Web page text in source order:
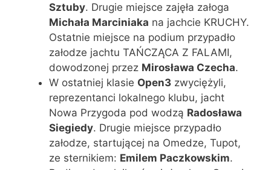
Sztuby. Drugie miejsce zajęła załoga
Michała Marciniaka na jachcie KRUCHY.
Ostatnie miejsce na podium przypadło
załodze jachtu TAŃCZĄCA Z FALAMI,
dowodzonej przez Mirosława Czecha.
W ostatniej klasie Open3 zwyciężyli,
reprezentanci lokalnego klubu, jacht
Nowa Przygoda pod wodzą Radosława
Siegiedy. Drugie miejsce przypadło
załodze, startującej na Omedze, Tupot,
ze sternikiem: Emilem Paczkowskim.